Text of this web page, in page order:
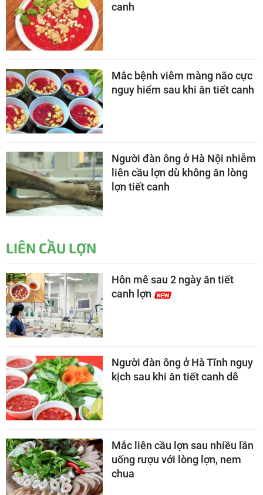
canh
Mắc bệnh viêm màng não cực
nguy hiểm sau khi ăn tiết canh
Người đàn ông ở Hà Nội nhiễm
liên cầu lợn dù không ăn lòng
lợn tiết canh
LIÊN CẦU LỢN
Hôn mê sau 2 ngày ăn tiết
canh lợn
Người đàn ông ở Hà Tĩnh nguy
kịch sau khi ăn tiết canh dê
Mắc liên cầu lợn sau nhiều lần
uống rượu với lòng lợn, nem
chua